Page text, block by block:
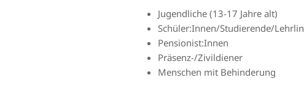
Jugendliche (13-17 Jahre alt)
Schüler:Innen/Studierende/
Pensionist:Innen
Präsenz-/Zivildiener
Menschen mit Behinderung